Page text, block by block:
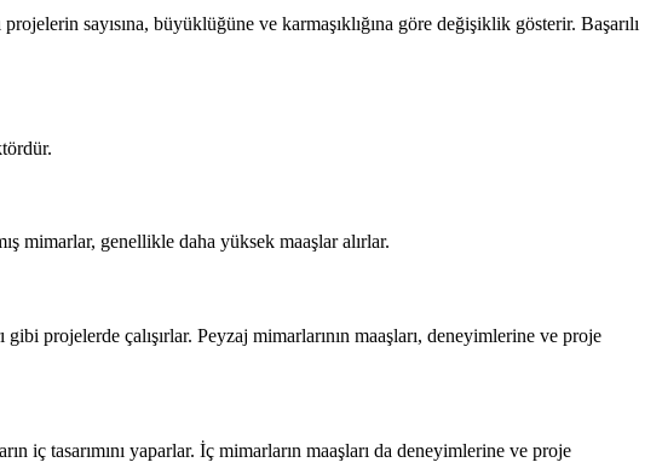
sayısına, büyüklüğüne ve karmaşıklığına göre değişiklik gösterir. Başarılı
mimarlar, genellikle daha yüksek maaşlar alırlar.
projelerde çalışırlar. Peyzaj mimarlarının maaşları, deneyimlerine ve proje
iç tasarımını yaparlar. İç mimarların maaşları da deneyimlerine ve proje